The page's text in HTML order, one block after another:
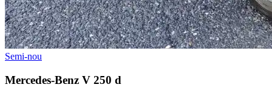
Semi-nou
Mercedes-Benz V 250 d